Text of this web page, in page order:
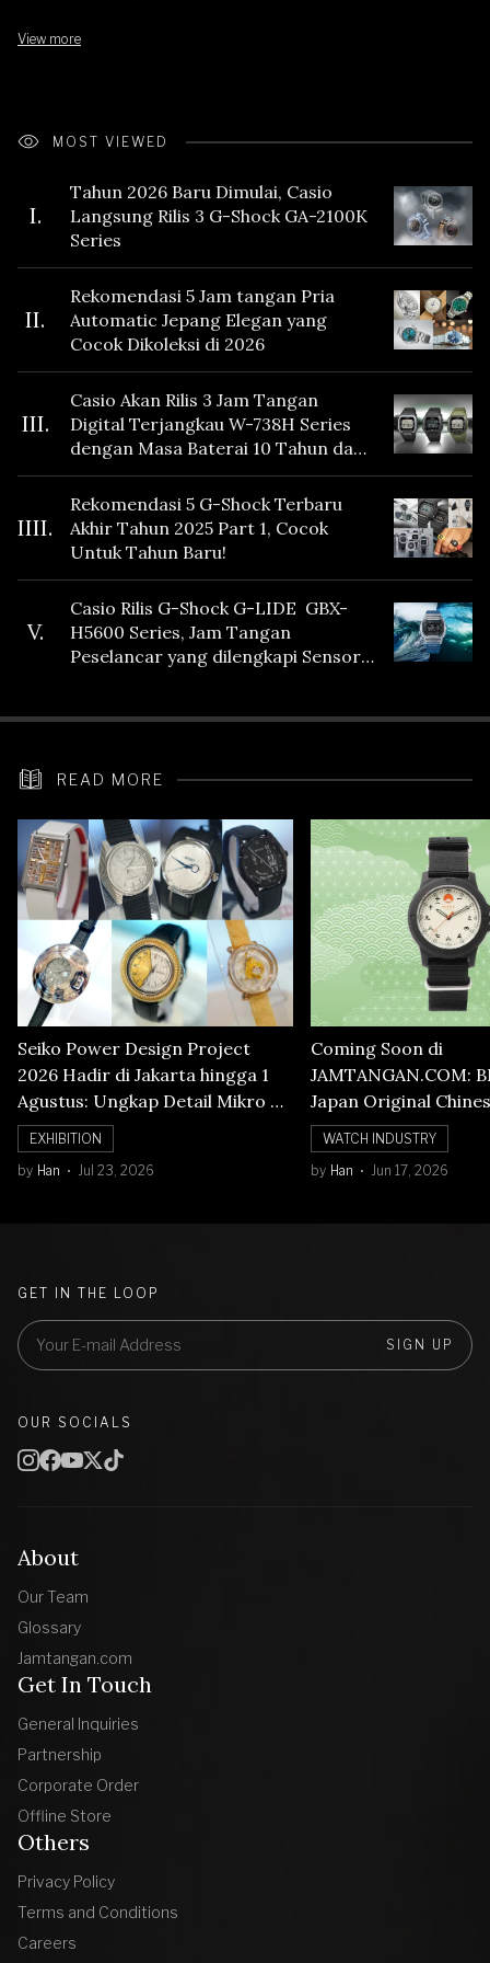
View more
MOST VIEWED
I.
Tahun 2026 Baru Dimulai, Casio
Langsung Rilis 3 G-Shock GA-2100K
Series
II.
Rekomendasi 5 Jam tangan Pria
Automatic Jepang Elegan yang
Cocok Dikoleksi di 2026
III.
Casio Akan Rilis 3 Jam Tangan
Digital Terjangkau W-738H Series
dengan Masa Baterai 10 Tahun dan
Fitur Vibration
IIII.
Rekomendasi 5 G-Shock Terbaru
Akhir Tahun 2025 Part 1, Cocok
Untuk Tahun Baru!
V.
Casio Rilis G-Shock G-LIDE GBX-
H5600 Series, Jam Tangan
Peselancar yang dilengkapi Sensor
READ MORE
Seiko Power Design Project
2026 Hadir di Jakarta hingga 1
Agustus: Ungkap Detail Mikro di
Balik Seni Watchmaking
EXHIBITION
by Han Jul 23, 2026
Coming Soon di
JAMTANGAN.COM:
Japan Original
Numerals Watch
WATCH INDUSTRY
by Han Jun 17, 2026
About
Our Team
Glossary
Jamtangan.com
Get In Touch
General Inquiries
Partnership
Corporate Order
Offline Store
Others
Privacy Policy
Terms and Conditions
Careers
GET IN THE LOOP
SIGN UP
OUR SOCIALS